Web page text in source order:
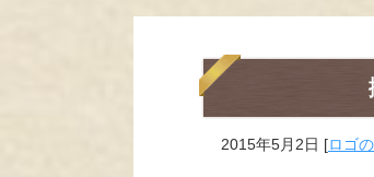
2015年5月2日 [ロゴ